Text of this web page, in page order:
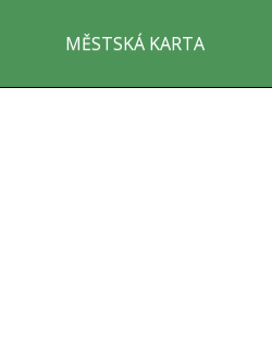
MĚSTSKÁ KARTA